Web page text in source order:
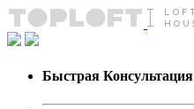
Быстрая Консультация